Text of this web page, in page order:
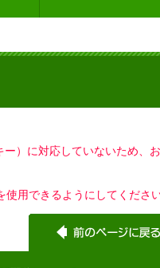
）に対応していないため、
用できるようにしてください